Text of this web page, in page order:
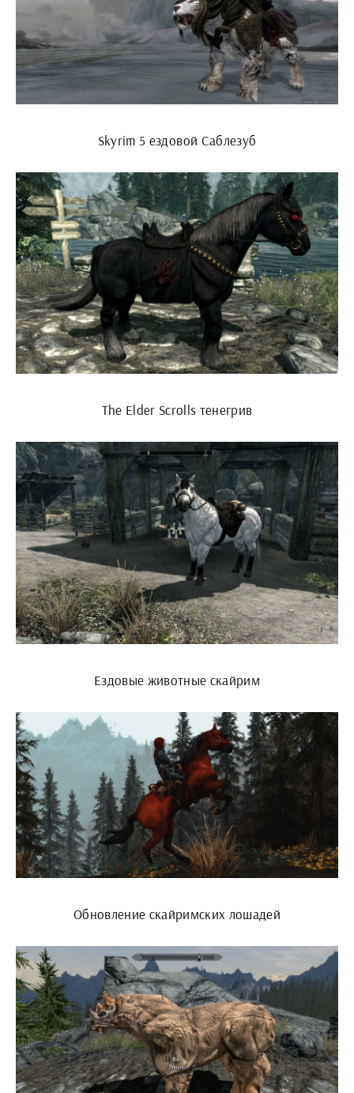
Skyrim 5 ездовой Саблезуб
The Elder Scrolls тенегрив
Ездовые животные скайрим
Обновление скайримских лошадей